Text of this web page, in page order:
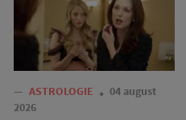
— ASTROLOGIE
04 august
2026